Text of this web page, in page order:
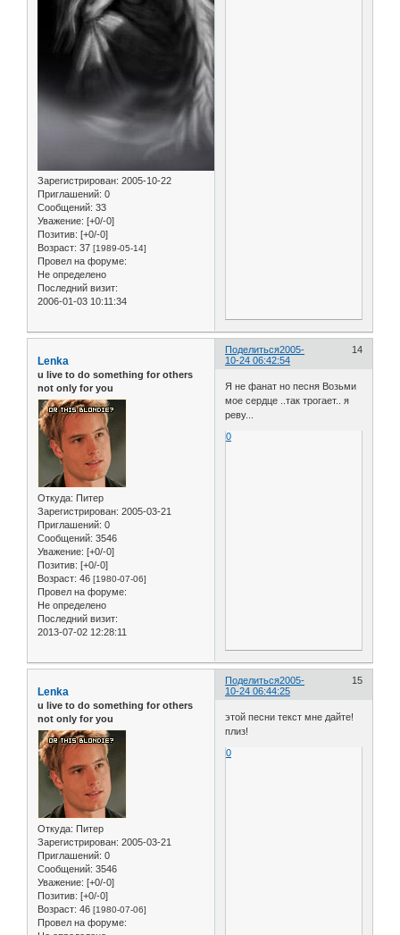
Зарегистрирован: 2005-10-22
Приглашений: 0
Сообщений: 33
Уважение: [+0/-0]
Позитив: [+0/-0]
Возраст: 37 [1989-05-14]
Провел на форуме:
Не определено
Последний визит:
2006-01-03 10:11:34
Поделиться 14
2005-
10-24 06:42:54
Lenka
u live to do something for others
not only for you
Откуда: Питер
Зарегистрирован: 2005-03-21
Приглашений: 0
Сообщений: 3546
Уважение: [+0/-0]
Позитив: [+0/-0]
Возраст: 46 [1980-07-06]
Провел на форуме:
Не определено
Последний визит:
2013-07-02 12:28:11
Я не фанат но песня Возьми
мое сердце ..так трогает.. я
реву...
0
Поделиться 15
2005-
10-24 06:44:25
Lenka
u live to do something for others
not only for you
Откуда: Питер
Зарегистрирован: 2005-03-21
Приглашений: 0
Сообщений: 3546
Уважение: [+0/-0]
Позитив: [+0/-0]
Возраст: 46 [1980-07-06]
Провел на форуме:
этой песни текст мне дайте!
плиз!
0